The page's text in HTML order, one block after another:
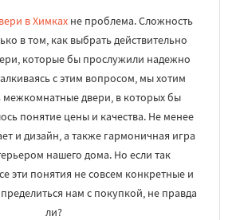
в Химках не проблема. Сложность
в том, как выбрать действительно
которые бы прослужили надежно
с этим вопросом, мы хотим
межкомнатные двери, в которых бы
понятие цены и качества. Не менее
и дизайн, а также гармоничная игра
нашего дома. Но если так
эти понятия не совсем конкретные и
нам с покупкой, не правда
ли?